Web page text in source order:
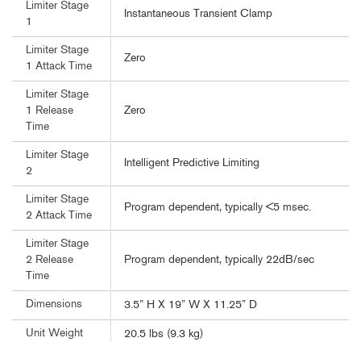
Limiter Stage
1
Instantaneous Transient Clamp
Limiter Stage
1 Attack Time
Zero
Limiter Stage
1 Release
Time
Zero
Limiter Stage
2
Intelligent Predictive Limiting
Limiter Stage
2 Attack Time
Program dependent, typically <5 msec.
Limiter Stage
2 Release
Time
Program dependent, typically 22dB/sec
Dimensions 3.5” H X 19” W X 11.25” D
Unit Weight 20.5 lbs (9.3 kg)